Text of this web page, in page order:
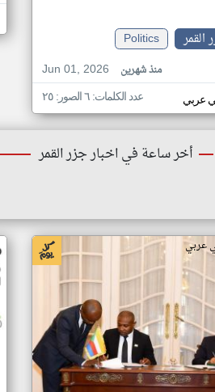
القمر
Politics
Jun 01, 2026
منذ شهرين
عربي عدد الكلمات: ٦ الصور: ٢٥
أخر ساعة في اخبار جزر القمر
عربي